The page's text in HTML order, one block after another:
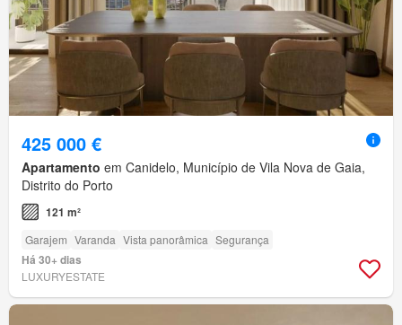
425 000 €
Apartamento em Canidelo, Município de Vila Nova de Gaia,
Distrito do Porto
121 m²
Garajem Varanda Vista panorâmica Segurança
Há 30+ dias
LUXURYESTATE